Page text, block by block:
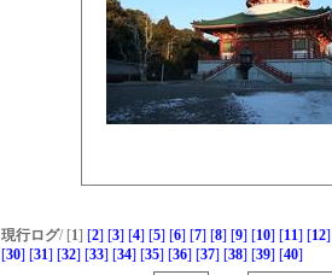
現行ログ/ [1] [2] [3] [4] [5] [6] [7] [8] [9] [10] [11] [12]
[30] [31] [32] [33] [34] [35] [36] [37] [38] [39] [40]